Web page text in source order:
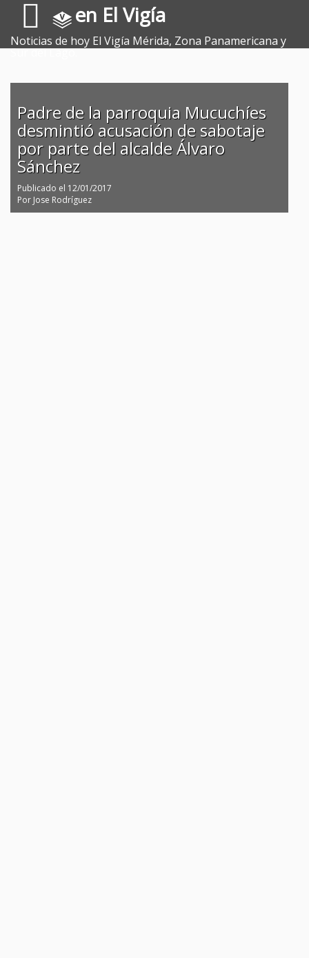
en El Vigía
Noticias de hoy El Vigía Mérida, Zona Panamericana y
Sur del Lago.
Padre de la parroquia Mucuchíes
desmintió acusación de sabotaje
por parte del alcalde Álvaro
Sánchez
Publicado el 12/01/2017
Por Jose Rodríguez